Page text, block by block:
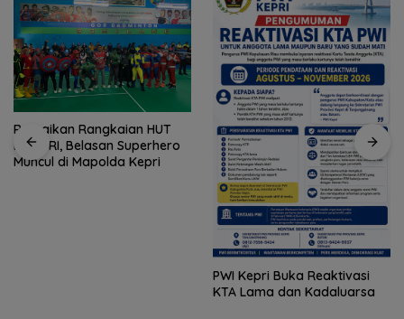
Ramaikan Rangkaian HUT
ke-81 RI, Belasan Superhero
Muncul di Mapolda Kepri
PWI Kepri Buka Reaktivasi
KTA Lama dan Kadaluarsa